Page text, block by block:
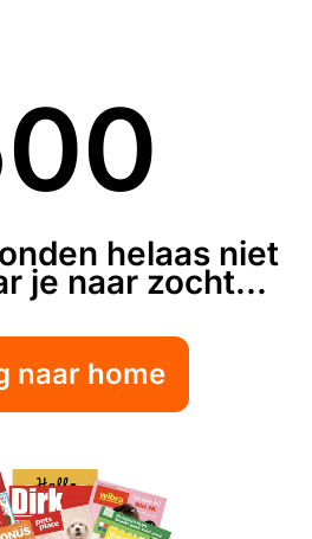
500
helaas niet
je naar zocht...
naar home